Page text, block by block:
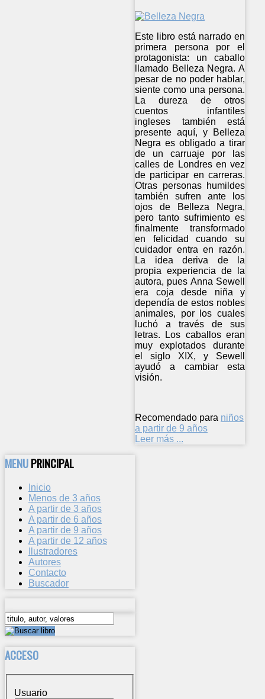
Este libro está narrado en
primera persona por el
protagonista: un caballo
llamado Belleza Negra. A
pesar de no poder hablar,
siente como una persona.
La dureza de otros
cuentos infantiles
ingleses también está
presente aquí, y Belleza
Negra es obligado a tirar
de un carruaje por las
calles de Londres en vez
de participar en carreras.
Otras personas humildes
también sufren ante los
ojos de Belleza Negra,
pero tanto sufrimiento es
finalmente transformado
en felicidad cuando su
cuidador entra en razón.
La idea deriva de la
propia experiencia de la
autora, pues Anna Sewell
era coja desde niña y
dependía de estos nobles
animales, por los cuales
luchó a través de sus
letras. Los caballos eran
muy explotados durante
el siglo XIX, y Sewell
ayudó a cambiar esta
visión.
Recomendado para niños
a partir de 9 años
Leer más ...
MENUPRINCIPAL
Inicio
Menos de 3 años
A partir de 3 años
A partir de 6 años
A partir de 9 años
A partir de 12 años
Ilustradores
Autores
Contacto
Buscador
ACCESO
Usuario